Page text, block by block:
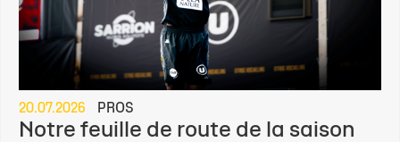
20.07.2026 PROS
Notre feuille de route de la saison